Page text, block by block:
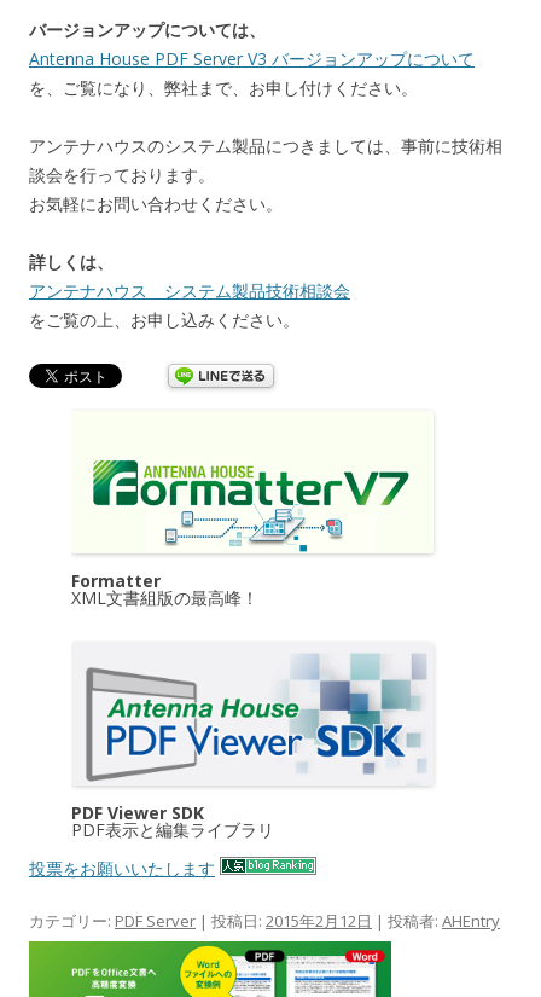
バージョンアップについては、
Antenna House PDF Server V3 バージョンアップについて
を、ご覧になり、弊社まで、お申し付けください。
アンテナハウスのシステム製品につきましては、事前に技術相
談会を行っております。
お気軽にお問い合わせください。
詳しくは、
アンテナハウス システム製品技術相談会
をご覧の上、お申し込みください。
Formatter
XML文書組版の最高峰！
PDF Viewer SDK
PDF表示と編集ライブラリ
投票をお願いいたします
カテゴリー: PDF Server | 投稿日: 2015年2月12日 | 投稿者: AHEntry